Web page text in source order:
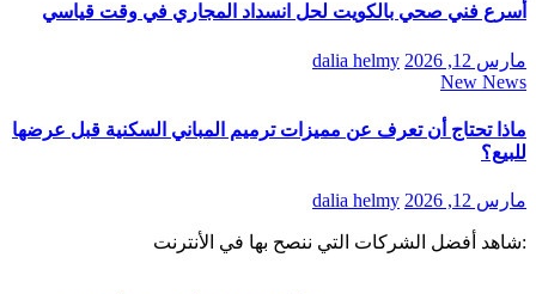
أسرع فني صحي بالكويت لحل انسداد المجاري في وقت قياسي
مارس 12, 2026
dalia helmy
New News
ماذا تحتاج أن تعرف عن مميزات ترميم المباني السكنية قبل عرضها
للبيع؟
مارس 12, 2026 dalia helmy
:شاهد أفضل الشركات التي ننصح بها في الأنترنت